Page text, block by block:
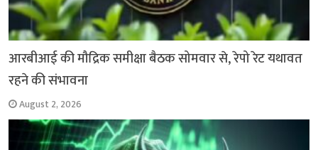
आरबीआई की मौद्रिक समीक्षा बैठक सोमवार से, रेपो रेट यथावत
रहने की संभावना
August 2, 2026